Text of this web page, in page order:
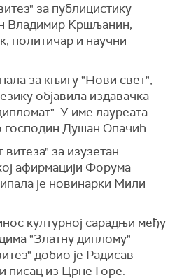
за публицистику
Владимир Кршљанин,
политичар и научни
за књигу "Нови свет",
објавила издавачка
У име лауреата
господин Душан Опачић.
витеза" за изузетан
афирмацији Форума
је новинарки Мили
културној сарадњи међу
"Златну диплому"
добио је Радисав
писац из Црне Горе.